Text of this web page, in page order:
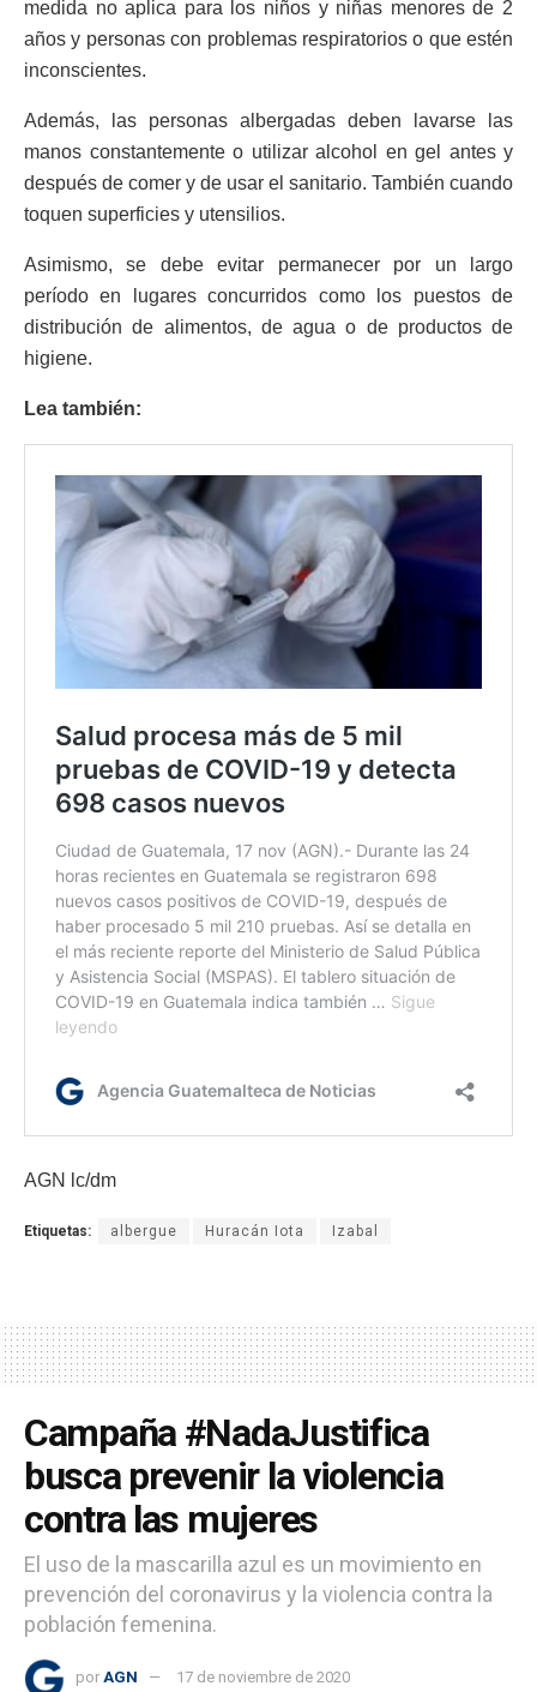
medida no aplica para los niños y niñas menores de 2
años y personas con problemas respiratorios o que estén
inconscientes.
Además, las personas albergadas deben lavarse las
manos constantemente o utilizar alcohol en gel antes y
después de comer y de usar el sanitario. También cuando
toquen superficies y utensilios.
Asimismo, se debe evitar permanecer por un largo
período en lugares concurridos como los puestos de
distribución de alimentos, de agua o de productos de
higiene.
Lea también:
AGN lc/dm
Etiquetas: albergue Huracán Iota Izabal
Campaña #NadaJustifica
busca prevenir la violencia
contra las mujeres
El uso de la mascarilla azul es un movimiento en
prevención del coronavirus y la violencia contra la
población femenina.
por AGN 17 de noviembre de 2020